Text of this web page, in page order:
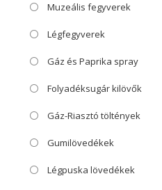
Muzeális fegyverek
Légfegyverek
Gáz és Paprika spray
Folyadéksugár kilövők
Gáz-Riasztó töltények
Gumilövedékek
Légpuska lövedékek